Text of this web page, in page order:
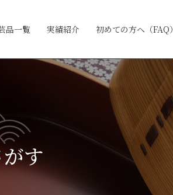
品一覧 実績紹介 初めての方へ（FAQ）
す